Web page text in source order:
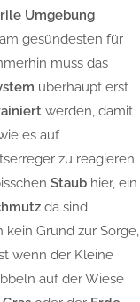
Umgebung
gesündesten für
muss das
überhaupt erst
werden, damit
es auf
zu reagieren
Staub hier, ein
da sind
kein Grund zur Sorge,
wenn der Kleine
auf der Wiese